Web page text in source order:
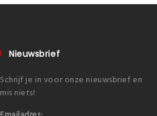
Nieuwsbrief
Schrijf je in voor onze nieuwsbrief en
mis niets!